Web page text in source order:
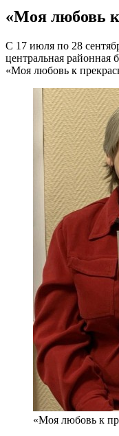
«Моя любовь
С 17 июля по 28
центральная районная
«Моя любовь к
«Моя любовь к